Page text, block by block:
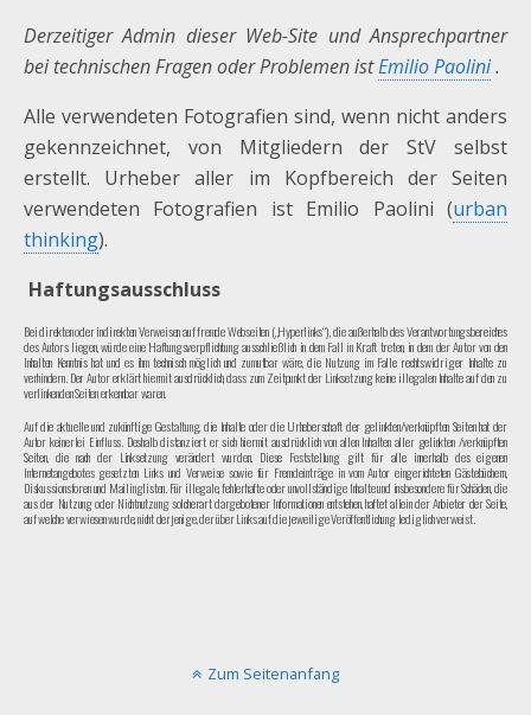
Derzeitiger Admin dieser Web-Site und Ansprechpartner
bei technischen Fragen oder Problemen istEmilio Paolini.
Alle verwendeten Fotografien sind, wenn nicht anders
gekennzeichnet, von Mitgliedern der StV selbst
erstellt. Urheber aller im Kopfbereich der Seiten
verwendeten Fotografien ist Emilio Paolini (urban
thinking).
Haftungsausschluss
Bei direkten oder indirekten Verweisen auf fremde Webseiten („Hyperlinks“), die außerhalb des Verantwortungsbereiches
des Autors liegen, würde eine Haftungsverpflichtung ausschließlich in dem Fall in Kraft treten, in dem der Autor von den
Inhalten Kenntnis hat und es ihm technisch möglich und zumutbar wäre, die Nutzung im Falle rechtswidriger Inhalte zu
verhindern. Der Autor erklärt hiermit ausdrücklich, dass zum Zeitpunkt der Linksetzung keine illegalen Inhalte auf den zu
verlinkenden Seiten erkennbar waren.
Auf die aktuelle und zukünftige Gestaltung, die Inhalte oder die Urheberschaft der gelinkten/verknüpften Seiten hat der
Autor keinerlei Einfluss. Deshalb distanziert er sich hiermit ausdrücklich von allen Inhalten aller gelinkten /verknüpften
Seiten, die nach der Linksetzung verändert wurden. Diese Feststellung gilt für alle innerhalb des eigenen
Internetangebotes gesetzten Links und Verweise sowie für Fremdeinträge in vom Autor eingerichteten Gästebüchern,
Diskussionsforen und Mailinglisten. Für illegale, fehlerhafte oder unvollständige Inhalte und insbesondere für Schäden, die
aus der Nutzung oder Nichtnutzung solcherart dargebotener Informationen entstehen, haftet allein der Anbieter der Seite,
auf welche verwiesen wurde, nicht derjenige, der über Links auf die jeweilige Veröffentlichung lediglich verweist.
Zum Seitenanfang